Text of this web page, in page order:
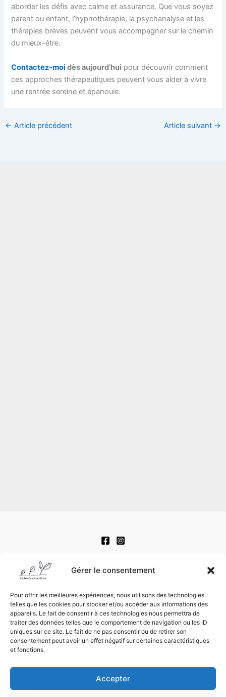
Gérer le consentement
Pour offrir les meilleures expériences, nous utilisons des technologies
telles que les cookies pour stocker et/ou accéder aux informations des
appareils. Le fait de consentir à ces technologies nous permettra de
traiter des données telles que le comportement de navigation ou les ID
uniques sur ce site. Le fait de ne pas consentir ou de retirer son
consentement peut avoir un effet négatif sur certaines caractéristiques
et fonctions.
Accepter
aborder les défis avec calme et assurance. Que vous soyez
parent ou enfant, l’hypnothérapie, la psychanalyse et les
thérapies brèves peuvent vous accompagner sur le chemin
du mieux-être.
Contactez-moidès aujourd’hui pour découvrir comment
ces approches thérapeutiques peuvent vous aider à vivre
une rentrée sereine et épanouie.
← Article précédent Article suivant →
Mentions légales
Déontologie
Politique de confidentialité
Copyright © 2026 Thérapie brève - Hypnose - Psychanalyse |